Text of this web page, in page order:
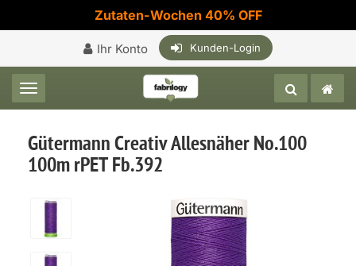
Zutaten-Wochen 40% OFF
Ihr Konto Kunden-Login
Toggle navigation
Gütermann Creativ Allesnäher No.100
100m rPET Fb.392